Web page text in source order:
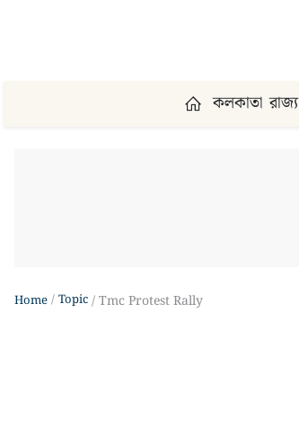
কলকাতা রাজ্য
Home Topic Tmc Protest Rally